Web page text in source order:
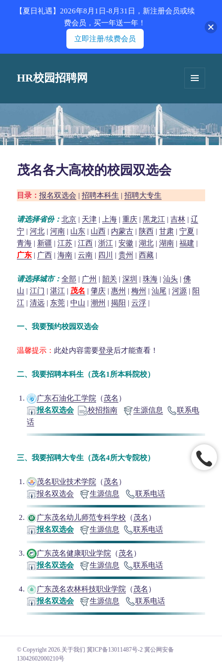
HR校园招聘网
茂名各大高校的校园双选会
目录：报名双选会 |招聘本科生 |招聘大专生
请选择省份：北京 | 天津 | 上海 |重庆 |黑龙江 |吉林 |辽
宁 |河北 |河南 | 山东 | 山西 | 内蒙古 | 陕西 |甘肃 |宁夏 |
青海 | 新疆 |江苏 |江西 |浙江 |安徽 |湖北 |湖南 |福建 |
广东 | 广西 |海南 |云南 | 四川 |贵州 |西藏 |
请选择城市：全部 | 广州 |韶关 |深圳 |珠海 |汕头 |佛
山 |江门 |湛江 | 茂名 |肇庆 |惠州 |梅州 |汕尾 |河源 | 阳
江 |清远 | 东莞 |中山 |潮州 |揭阳 |云浮 |
一、我要预约校园双选会
温馨提示： 此处内容需要登录后才能查看！
二、我要招聘本科生（茂名1所本科院校）
广东石油化工学院 （茂名 ）
报名双选会
校招指南 生源信息
联系电
话
三、我要招聘大专生（茂名4所大专院校）
茂名职业技术学院 （茂名 ）
报名双选会
生源信息 联系电话
广东茂名幼儿师范专科学校 （茂名 ）
报名双选会
生源信息 联系电话
广东茂名健康职业学院 （茂名 ）
报名双选会
生源信息 联系电话
广东茂名农林科技职业学院 （茂名 ）
报名双选会
生源信息 联系电话
© Copyright 2026. 关于我们 冀ICP备13011487号-2 冀公网安备
13042602000210号
【夏日礼遇】2026年8月1日-8月31日，新注册会员或续
费会员，买一年送一年！
立即注册/续费会员